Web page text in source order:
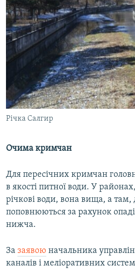
Річка Салгир
Очима кримчан
Для пересічних кримчан
в якості питної води. У
річкові води, вона вища, а там,
поповнюються за рахунок
нижча.
За заявою начальника
каналів і меліоративних